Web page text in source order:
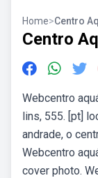
Home>Centro
Centro
Webcentro
lins, 555. [pt]
andrade, o
Webcentro
cover photo.